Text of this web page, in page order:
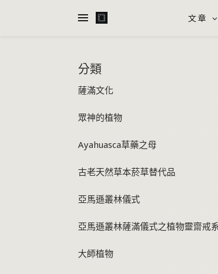
文章
分類
薩滿文化
眾神的植物
Ayahuasca草藥之母
古老天然草本菸草替代品
亞馬遜叢林儀式
亞馬遜叢林薩滿儀式之植物靈齋戒
大師植物